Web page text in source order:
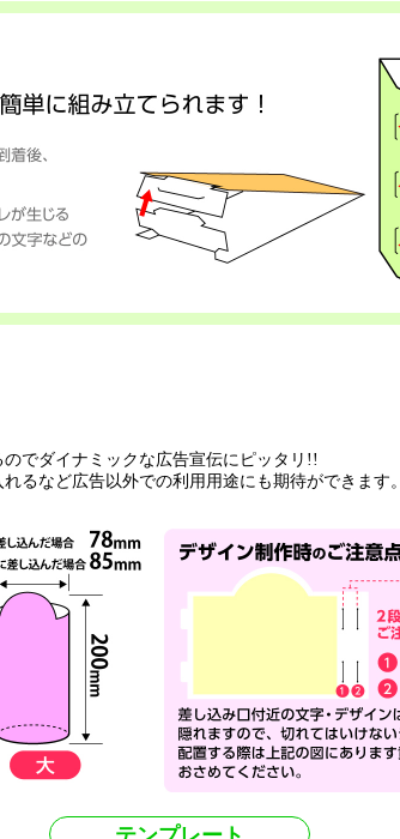
でダイナミックな広告宣伝にピッタリ!!
るなど広告以外での利用用途にも期待ができます。